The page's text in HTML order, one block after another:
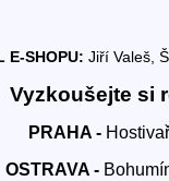
E-SHOPU: Jiří Valeš,
Vyzkoušejte si
PRAHA -
OSTRAVA -